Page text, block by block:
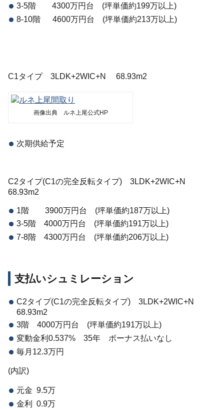
3-5階 4300万円台 (坪単価約199万以上)
8-10階 4600万円台 (坪単価約213万以上)
C1タイプ 3LDK+2WIC+N 68.93m2
画像出典 ルネ上尾公式HP
次期供給予定
C2タイプ(C1の完全反転タイプ) 3LDK+2WIC+N
68.93m2
1階 3900万円台 (坪単価約187万以上)
3-5階 4000万円台 (坪単価約191万以上)
7-8階 4300万円台 (坪単価約206万以上)
支払いシュミレーション
C2タイプ(C1の完全反転タイプ) 3LDK+2WIC+N
68.93m2
3階 4000万円台 (坪単価約191万以上)
変動金利0.537% 35年 ボーナス払いなし
毎月12.3万円
(内訳)
元金 9.5万
金利 0.9万